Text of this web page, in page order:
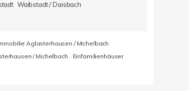
Waibstadt / Daisbach
Aglasterhausen / Michelbach
/ Michelbach
Einfamilienhäuser